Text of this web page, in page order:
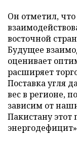
Он отметил,
восточной
Будущее
оценивает
расширяет
Поставка угля
вес в регионе,
зависим от
Пакистану этот